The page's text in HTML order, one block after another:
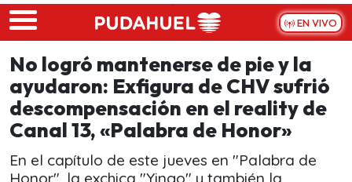
Skip to main content
EN VIVO
No logró mantenerse de pie y la
ayudaron: Exfigura de CHV sufrió
descompensación en el reality de
Canal 13, «Palabra de Honor»
En el capítulo de este jueves en "Palabra de
Honor", la exchica "Yingo" y también la